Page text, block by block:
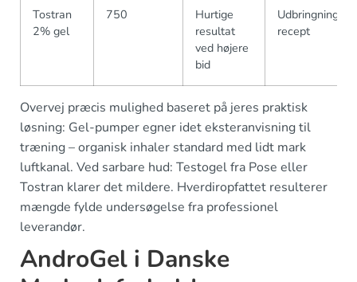
Tostran
2% gel
750
Hurtige
resultat
ved højere
bid
Udbringning
recept
Overvej præcis mulighed baseret på jeres praktisk
løsning: Gel-pumper egner idet eksteranvisning til
træning – organisk inhaler standard med lidt mark
luftkanal. Ved sarbare hud: Testogel fra Pose eller
Tostran klarer det mildere. Hverdiropfattet resulterer
mængde fylde undersøgelse fra professionel
leverandør.
AndroGel i Danske